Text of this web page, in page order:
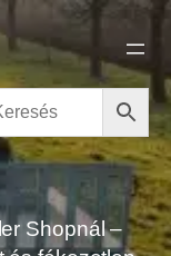
Shopnál –